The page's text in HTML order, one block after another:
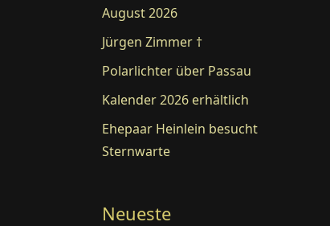
August 2026
Jürgen Zimmer †
Polarlichter über Passau
Kalender 2026 erhältlich
Ehepaar Heinlein besucht
Sternwarte
Neueste